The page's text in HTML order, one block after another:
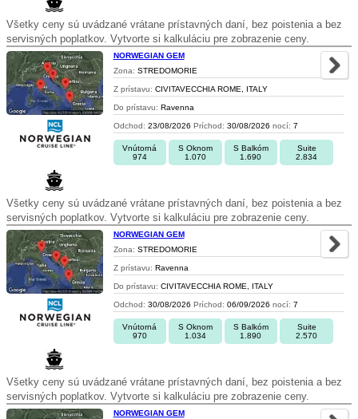
Všetky ceny sú uvádzané vrátane prístavných daní, bez poistenia a bez
servisných poplatkov. Vytvorte si kalkuláciu pre zobrazenie ceny.
NORWEGIAN GEM
Zona: STREDOMORIE
Z prístavu: CIVITAVECCHIA ROME, ITALY
Do prístavu: Ravenna
Odchod: 23/08/2026 Príchod: 30/08/2026 nocí: 7
Vnútorná
974
S Oknom
1.070
S Balkóm
1.690
Suite
2.834
Všetky ceny sú uvádzané vrátane prístavných daní, bez poistenia a bez
servisných poplatkov. Vytvorte si kalkuláciu pre zobrazenie ceny.
NORWEGIAN GEM
Zona: STREDOMORIE
Z prístavu: Ravenna
Do prístavu: CIVITAVECCHIA ROME, ITALY
Odchod: 30/08/2026 Príchod: 06/09/2026 nocí: 7
Vnútorná
970
S Oknom
1.034
S Balkóm
1.890
Suite
2.570
Všetky ceny sú uvádzané vrátane prístavných daní, bez poistenia a bez
servisných poplatkov. Vytvorte si kalkuláciu pre zobrazenie ceny.
NORWEGIAN GEM